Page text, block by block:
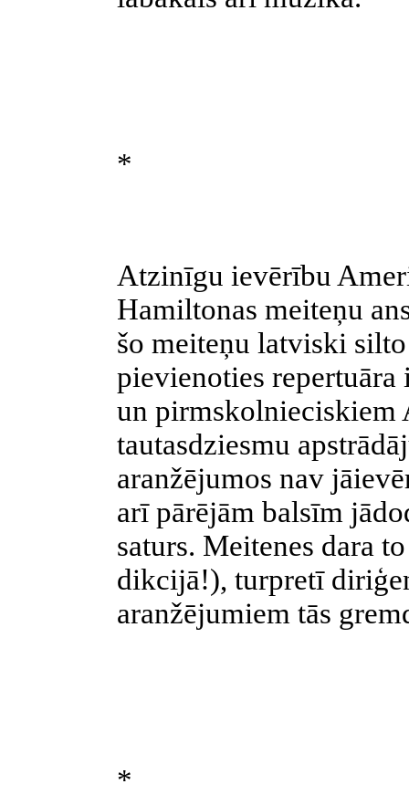
*
Atzinīgu ievērību
Hamiltonas meiteņu
šo meiteņu latviski
pievienoties
un pirmskolnieciskiem
tautasdziesmu
aranžējumos nav
arī pārējām balsīm
saturs. Meitenes dara
dikcijā!), turpretī
aranžējumiem tās
*